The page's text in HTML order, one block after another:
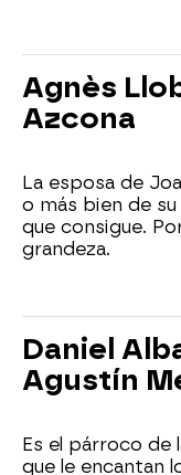
Agnès
Azcona
La esposa de
o más bien de
que consigue.
grandeza.
Daniel
Agustín
Es el párroco de
que le encantan